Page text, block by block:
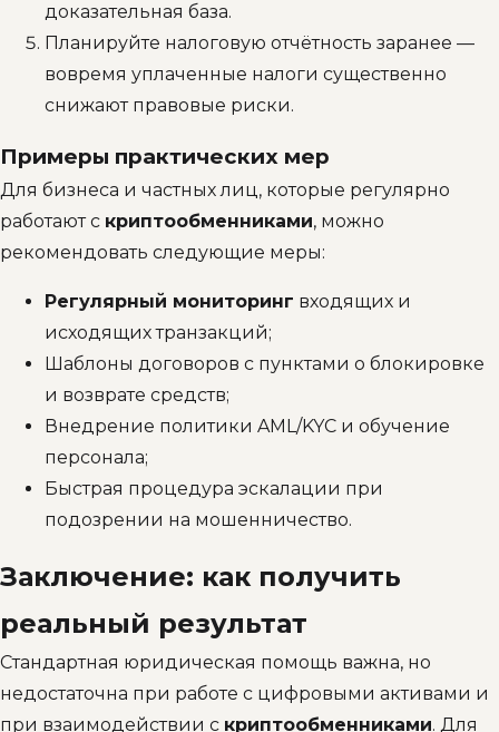
доказательная база.
Планируйте налоговую отчётность заранее —
вовремя уплаченные налоги существенно
снижают правовые риски.
Примеры практических мер
Для бизнеса и частных лиц, которые регулярно
работают с криптообменниками, можно
рекомендовать следующие меры:
Регулярный мониторинг входящих и
исходящих транзакций;
Шаблоны договоров с пунктами о блокировке
и возврате средств;
Внедрение политики AML/KYC и обучение
персонала;
Быстрая процедура эскалации при
подозрении на мошенничество.
Заключение: как получить
реальный результат
Стандартная юридическая помощь важна, но
недостаточна при работе с цифровыми активами и
при взаимодействии с криптообменниками. Для